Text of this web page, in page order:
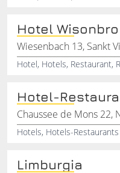
Hotel
Wiesenbach 13, Sankt
Hotel, Hotels, Restaurant,
Hotel-
Chaussee de Mons 22,
Hotels, Hotels-Restaurants
Limburgia